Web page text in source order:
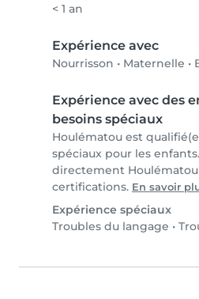
< 1 an
Expérience avec
Nourrisson • Maternelle •
Expérience avec des
besoins spéciaux
Houlématou est
spéciaux pour les
directement
certifications. En savoir
Expérience spéciaux
Troubles du langage •